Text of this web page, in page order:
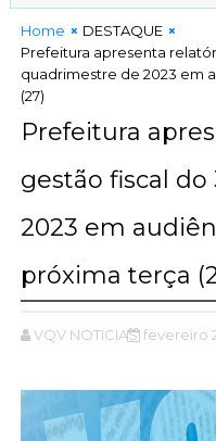
Home
DESTAQUE
Prefeitura apresenta
quadrimestre de 2023 em
(27)
Prefeitura
gestão fiscal
2023 em
próxima terça
VQV NOTICIAS fevereiro